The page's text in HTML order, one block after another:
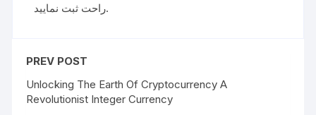
راحت ثبت نمایید.
PREV POST
Unlocking The Earth Of Cryptocurrency A
Revolutionist Integer Currency